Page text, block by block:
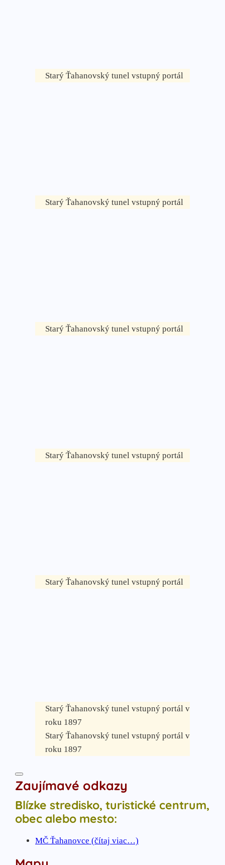
Starý Ťahanovský tunel vstupný portál
Starý Ťahanovský tunel vstupný portál
Starý Ťahanovský tunel vstupný portál
Starý Ťahanovský tunel vstupný portál
Starý Ťahanovský tunel vstupný portál
Starý Ťahanovský tunel vstupný portál v
roku 1897
Starý Ťahanovský tunel vstupný portál v
roku 1897
Zaujímavé odkazy
Blízke stredisko, turistické centrum,
obec alebo mesto:
MČ Ťahanovce (čítaj viac…)